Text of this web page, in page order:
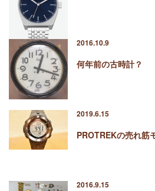
2016.10.9
何年前の古時計？
2019.6.15
PROTREKの売れ筋
2016.9.15